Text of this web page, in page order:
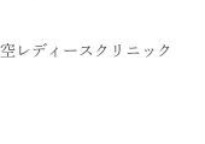
レディースクリニック